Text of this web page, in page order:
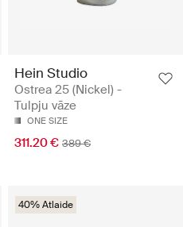
Hein Studio
Ostrea 25 (Nickel) -
Tulpju vāze
ONE SIZE
311.20 € 389 €
40% Atlaide